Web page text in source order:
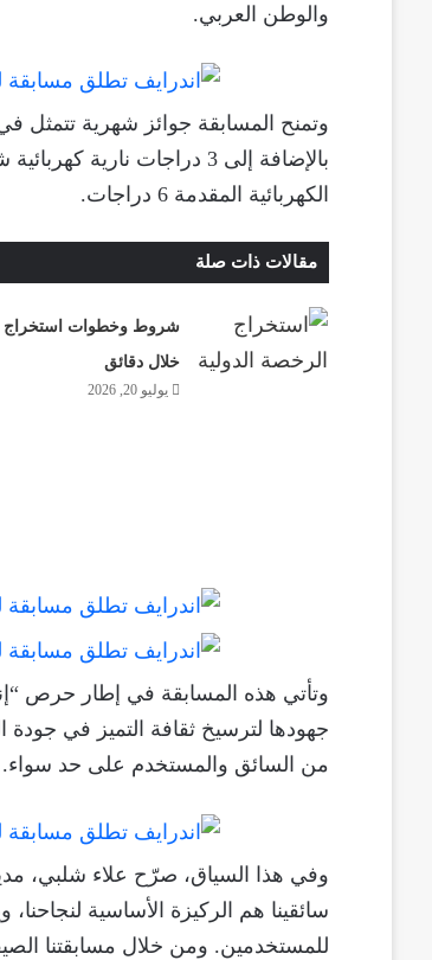
والوطن العربي.
وتمنح المسابقة جوائز شهرية تتمثل
الكهربائية المقدمة 6 دراجات.
مقالات ذات صلة
شروط وخطوات استخراج
خلال دقائق
يوليو 20, 2026
وتأتي هذه المسابقة في إطار حرص
جهودها لترسيخ ثقافة التميز في جودة
من السائق والمستخدم على حد سواء.
وفي هذا السياق، صرّح علاء شلبي،
سائقينا هم الركيزة الأساسية
للمستخدمين. ومن خلال مسابقتنا